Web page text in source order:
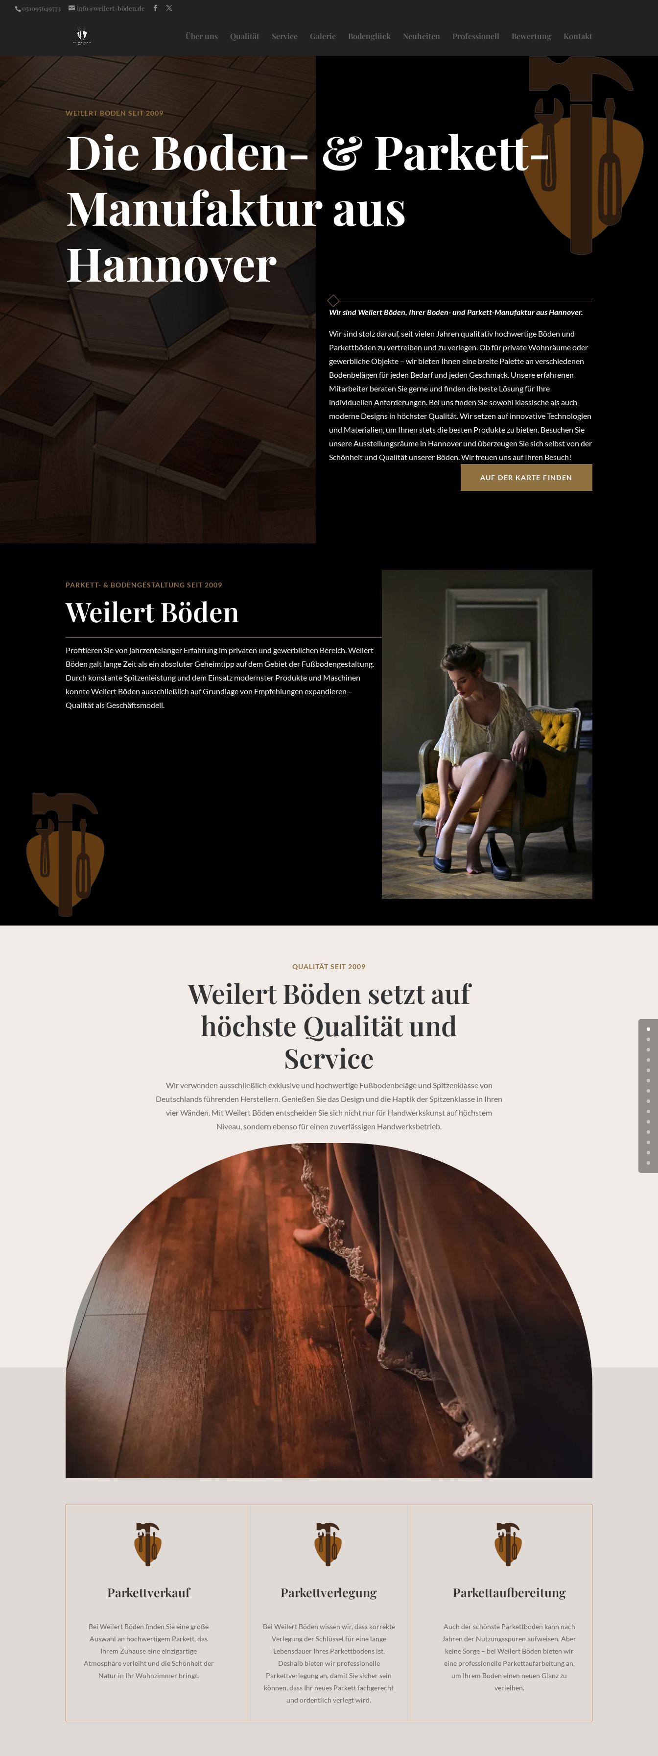
051095649773 info@weilert-böden.de
Über uns Qualität Service Galerie Bodenglück Neuheiten Professionell Bewertung Kontakt
WEILERT BÖDEN SEIT 2009
Die Boden- & Parkett-
Manufaktur aus
Hannover
Wir sind Weilert Böden, Ihrer Boden- und Parkett-Manufaktur aus Hannover.
Wir sind stolz darauf, seit vielen Jahren qualitativ hochwertige Böden und
Parkettböden zu vertreiben und zu verlegen. Ob für private Wohnräume oder
gewerbliche Objekte – wir bieten Ihnen eine breite Palette an verschiedenen
Bodenbelägen für jeden Bedarf und jeden Geschmack. Unsere erfahrenen
Mitarbeiter beraten Sie gerne und finden die beste Lösung für Ihre
individuellen Anforderungen. Bei uns finden Sie sowohl klassische als auch
moderne Designs in höchster Qualität. Wir setzen auf innovative Technologien
und Materialien, um Ihnen stets die besten Produkte zu bieten. Besuchen Sie
unsere Ausstellungsräume in Hannover und überzeugen Sie sich selbst von der
Schönheit und Qualität unserer Böden. Wir freuen uns auf Ihren Besuch!
AUF DER KARTE FINDEN
PARKETT- & BODENGESTALTUNG SEIT 2009
Weilert Böden
Profitieren Sie von jahrzentelanger Erfahrung im privaten und gewerblichen Bereich. Weilert
Böden galt lange Zeit als ein absoluter Geheimtipp auf dem Gebiet der Fußbodengestaltung.
Durch konstante Spitzenleistung und dem Einsatz modernster Produkte und Maschinen
konnte Weilert Böden ausschließlich auf Grundlage von Empfehlungen expandieren –
Qualität als Geschäftsmodell.
QUALITÄT SEIT 2009
Weilert Böden setzt auf
höchste Qualität und
Service
Wir verwenden ausschließlich exklusive und hochwertige Fußbodenbeläge und Spitzenklasse von
Deutschlands führenden Herstellern. Genießen Sie das Design und die Haptik der Spitzenklasse in Ihren
vier Wänden. Mit Weilert Böden entscheiden Sie sich nicht nur für Handwerkskunst auf höchstem
Niveau, sondern ebenso für einen zuverlässigen Handwerksbetrieb.
Parkettverkauf
Bei Weilert Böden finden Sie eine große
Auswahl an hochwertigem Parkett, das
Ihrem Zuhause eine einzigartige
Atmosphäre verleiht und die Schönheit der
Natur in Ihr Wohnzimmer bringt.
Parkettverlegung
Bei Weilert Böden wissen wir, dass korrekte
Verlegung der Schlüssel für eine lange
Lebensdauer Ihres Parkettbodens ist.
Deshalb bieten wir professionelle
Parkettverlegung an, damit Sie sicher sein
können, dass Ihr neues Parkett fachgerecht
und ordentlich verlegt wird.
Parkettaufbereitung
Auch der schönste Parkettboden kann nach
Jahren der Nutzungsspuren aufweisen. Aber
keine Sorge – bei Weilert Böden bieten wir
eine professionelle Parkettaufarbeitung an,
um Ihrem Boden einen neuen Glanz zu
verleihen.